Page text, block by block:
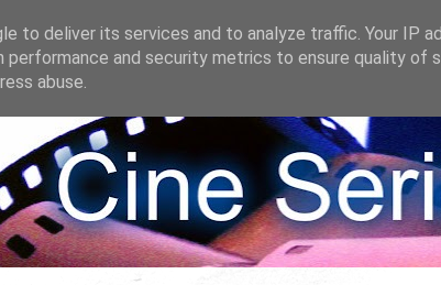
to deliver its services and to analyze traffic. Your IP
performance and security metrics to ensure quality of
abuse.